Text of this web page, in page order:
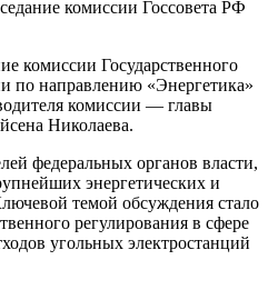
комиссии Государственного
по направлению «Энергетика»
комиссии — главы
Николаева.
федеральных органов власти,
энергетических и
темой обсуждения стало
регулирования в сфере
угольных электростанций